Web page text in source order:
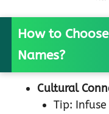
How to
Names?
Cultural
Tip: